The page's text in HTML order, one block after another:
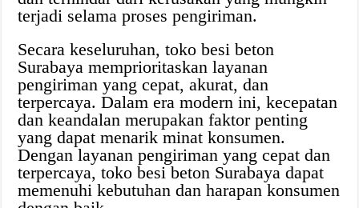
terjadi selama proses pengiriman.
Secara keseluruhan, toko besi beton
Surabaya memprioritaskan layanan
pengiriman yang cepat, akurat, dan
terpercaya. Dalam era modern ini, kecepatan
dan keandalan merupakan faktor penting
yang dapat menarik minat konsumen.
Dengan layanan pengiriman yang cepat dan
terpercaya, toko besi beton Surabaya dapat
memenuhi kebutuhan dan harapan konsumen